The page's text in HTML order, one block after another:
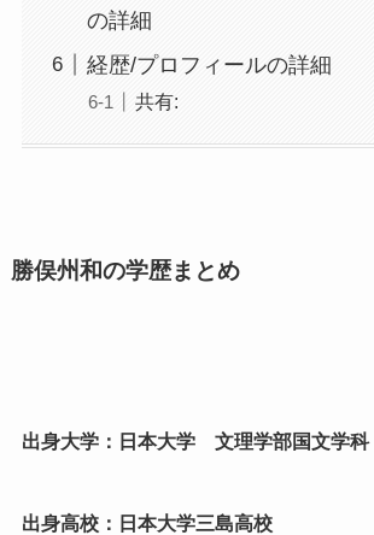
の詳細
経歴/プロフィールの詳細
共有:
勝俣州和の学歴まとめ
出身大学：日本大学 文理学部国文学科
出身高校：日本大学三島高校